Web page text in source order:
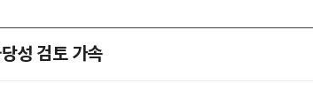
성 검토 가속